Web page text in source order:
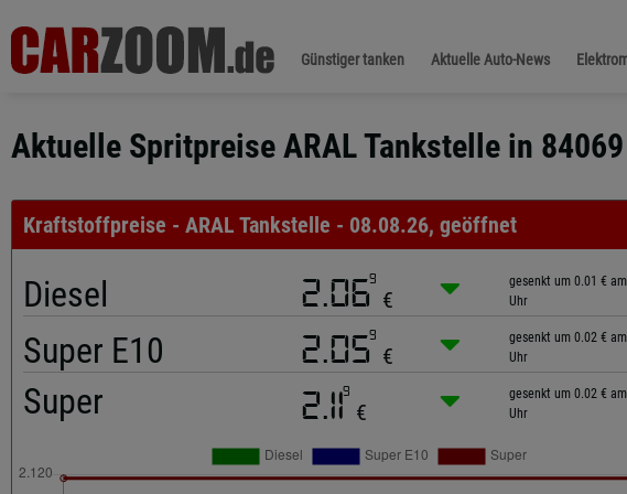
Günstiger tanken Aktuelle Auto-News
Aktuelle Spritpreise ARAL Tankstelle in
Kraftstoffpreise - ARAL Tankstelle - 08.08.26, geöffnet
Diesel 2.069
€
gesenkt um 0.01 €
Uhr
Super E10 2.059
€
gesenkt um 0.02 €
Uhr
Super 2.119
€
gesenkt um 0.02 €
Uhr